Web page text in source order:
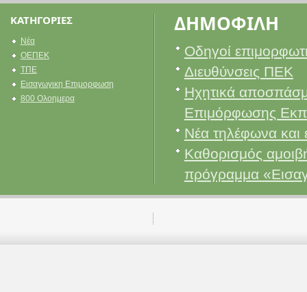
ΚΑΤΗΓΟΡΙΕΣ
Νέα
ΟΕΠΕΚ
ΤΠΕ
Εισαγωγικη Επιμορφωση
800 Ολοημερα
ΔΗΜΟΦΙΛΗ
Οδηγοί
Διευθύνσεις ΠΕΚ
Ηχητικά
Επιμόρφωσης
Νέα τηλέφωνα και
Καθορισμός
πρόγραμμα